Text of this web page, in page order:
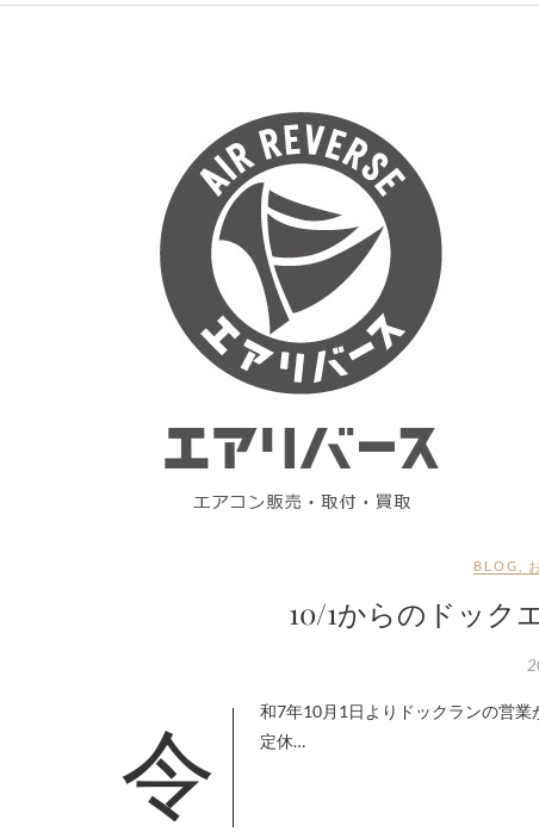
BLOG
10/1からのドック
令和7年10月1日よりドックランの営業が一部変更になります。 ドックラン 〇ドックランのみ日曜日の営業を不 定休…